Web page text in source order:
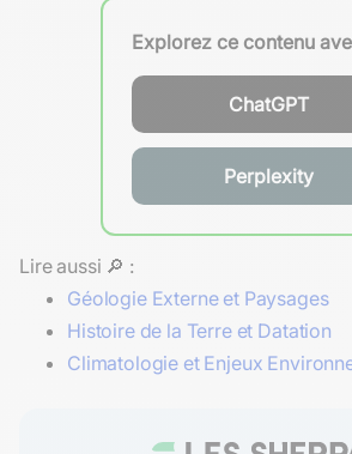
Explorez ce contenu
ChatGPT
Perplexity
Lire aussi 🔎 :
Géologie Externe et Paysages
Histoire de la Terre et Datation
Climatologie et Enjeux